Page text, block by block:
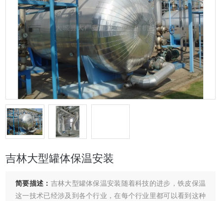
吉林大型罐体保温安装
简要描述： 吉林大型罐体保温安装随着科技的进步，铁皮保温
这一技术已经涉及到各个行业，在每个行业里都可以看到这种